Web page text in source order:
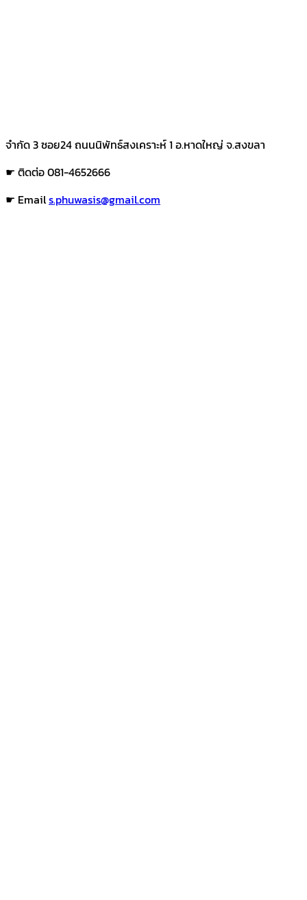
จำกัด 3 ซอย24 ถนนนิพัทธ์สงเคราะห์ 1 อ.หาดใหญ่ จ.สงขลา
☛ ติดต่อ 081-4652666
☛ Emails.phuwasis@gmail.com